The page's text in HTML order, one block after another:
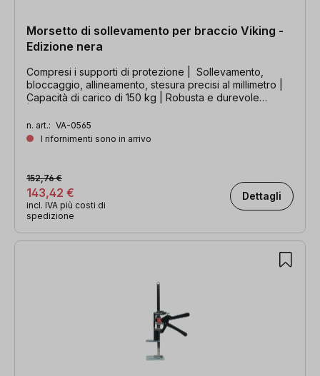
Morsetto di sollevamento per braccio Viking -
Edizione nera
Compresi i supporti di protezione | Sollevamento,
bloccaggio, allineamento, stesura precisi al millimetro |
Capacità di carico di 150 kg | Robusta e durevole
n. art.: VA-0565
I rifornimenti sono in arrivo
143,42 €
152,76 €
incl. IVA più costi di
spedizione
Dettagli